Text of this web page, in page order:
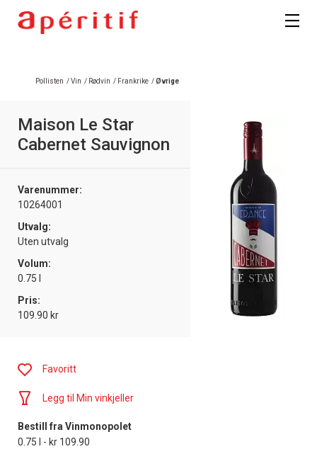
Pollisten /Vin / Rødvin / Frankrike /Øvrige
Maison Le Star
Cabernet Sauvignon
Varenummer:
10264001
Utvalg:
Uten utvalg
Volum:
0.75 l
Pris:
109.90 kr
Favoritt
Legg til Min vinkjeller
Bestill fra Vinmonopolet
0.75 l - kr 109.90